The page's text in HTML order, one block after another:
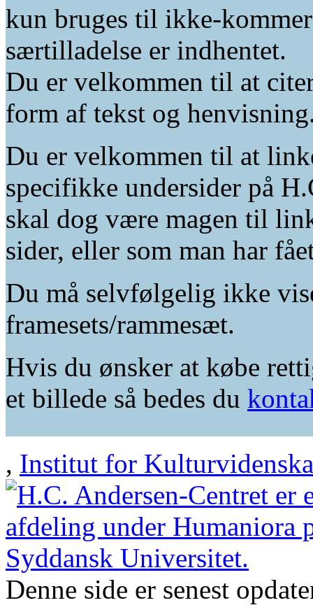
kun bruges til ikke-
særtilladelse er indhentet.
Du er velkommen til at
form af tekst og
Du er velkommen til at
specifikke undersider på
skal dog være magen til
sider, eller som man har
Du må selvfølgelig ikke
framesets/rammesæt.
Hvis du ønsker at købe
et billede så bedes du
, Institut for
Denne side er senest